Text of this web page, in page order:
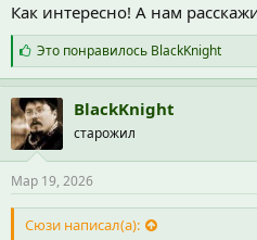
Как интересно! А нам
С
и
м
п
а
т
и
:
Это понравилось BlackKnight
BlackKnight
старожил
Мар 19, 2026
Сюзи написал(а):